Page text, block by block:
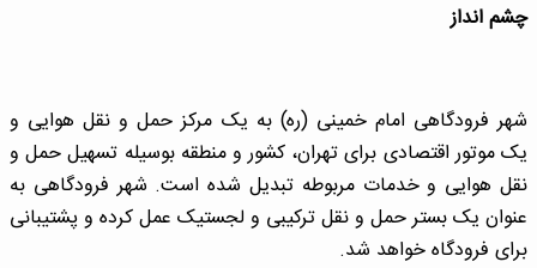
چشم انداز
شهر فرودگاهی امام خمینی (ره) به یک مرکز حمل و نقل هوایی و
یک موتور اقتصادی برای تهران، کشور و منطقه بوسیله تسهیل حمل و
نقل هوایی و خدمات مربوطه تبدیل شده است. شهر فرودگاهی به
عنوان یک بستر حمل و نقل ترکیبی و لجستیک عمل کرده و پشتیبانی
برای فرودگاه خواهد شد.